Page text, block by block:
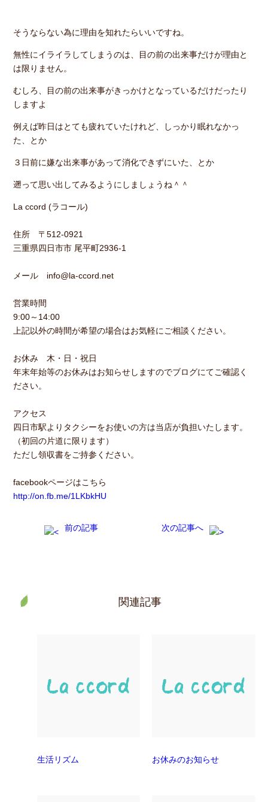
そうならない為に理由を知れたらいいですね。
無性にイライラしてしまうのは、目の前の出来事だけが理由と
は限りません。
むしろ、目の前の出来事がきっかけとなっているだけだったり
しますよ
例えば昨日はとても疲れていたけれど、しっかり眠れなかっ
た、とか
３日前に嫌な出来事があって消化できずにいた、とか
遡って思い出してみるようにしましょうね＾＾
La ccord (ラコール)
住所 〒512-0921
三重県四日市市 尾平町2936-1
メール info@la-ccord.net
営業時間
9:00～14:00
上記以外の時間が希望の場合はお気軽にご相談ください。
お休み 木・日・祝日
年末年始等のお休みはお知らせしますのでブログにてご確認く
ださい。
アクセス
四日市駅よりタクシーをお使いの方は当店が負担いたします。
（初回の片道に限ります）
ただし領収書をご持参ください。
facebookページはこちら
http://on.fb.me/1LKbkHU
前の記事 次の記事へ
関連記事
生活リズム お休みのお知らせ